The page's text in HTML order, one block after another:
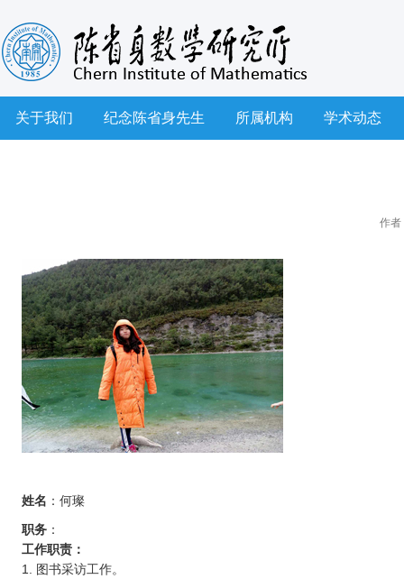
关于我们 纪念陈省身先生 所属机构 学术动态
作者
姓名 ：何璨
职务 ：
工作职责：
1. 图书采访工作。